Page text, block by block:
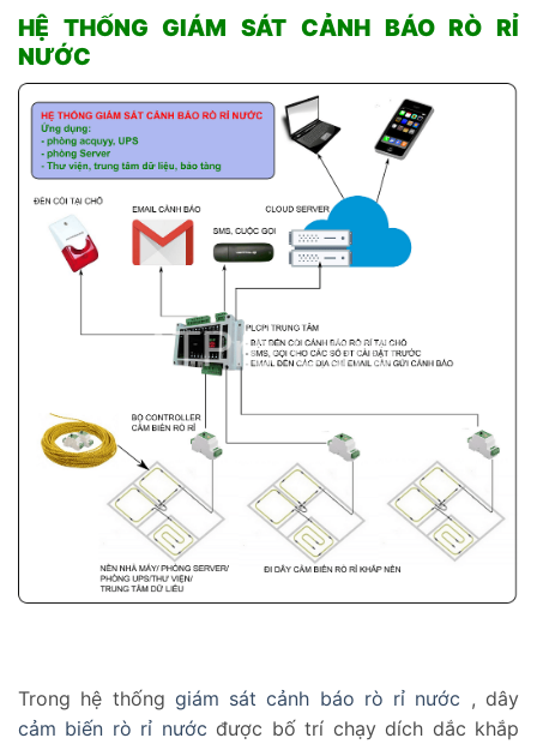
HỆ THỐNG GIÁM SÁT CẢNH BÁO RÒ RỈ
NƯỚC
Trong hệ thống giám sát cảnh báo rò rỉ nước , dây
cảm biến rò rỉ nước được bố trí chạy dích dắc khắp